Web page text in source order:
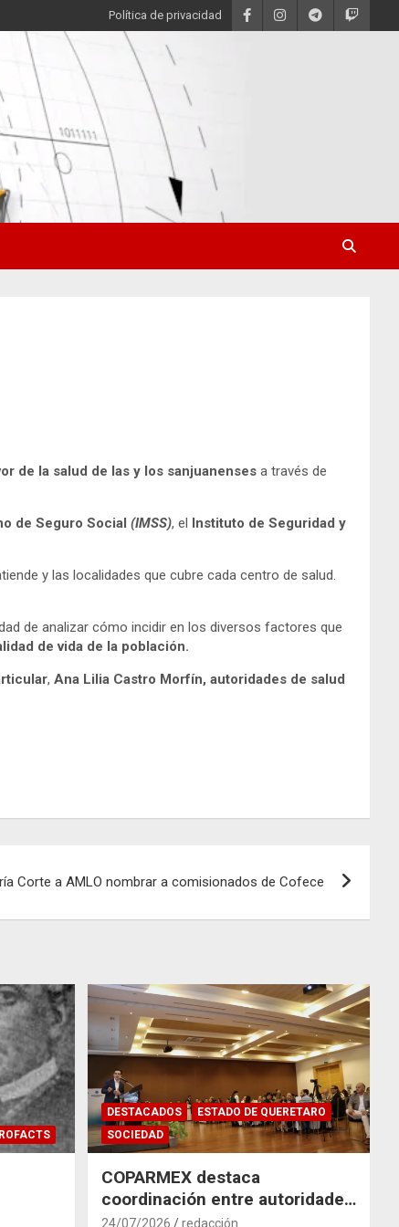
Política de privacidad
de la salud de las y los sanjuanenses a través de
de Seguro Social (IMSS), el Instituto de Seguridad y
y las localidades que cubre cada centro de salud.
de analizar cómo incidir en los diversos factores que
de vida de la población.
, Ana Lilia Castro Morfín, autoridades de salud
Corte a AMLO nombrar a comisionados de Cofece
DESTACADOS
ESTADO DE QUERETARO
SOCIEDAD
COPARMEX destaca
coordinación entre autoridades
y empresas para mitigar el
24/07/2026 redacción